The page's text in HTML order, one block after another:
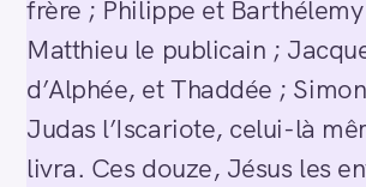
frère ; Philippe et
Matthieu le publicain ;
d’Alphée, et Thaddée ;
Judas l’Iscariote, celui-là
livra. Ces douze, Jésus les